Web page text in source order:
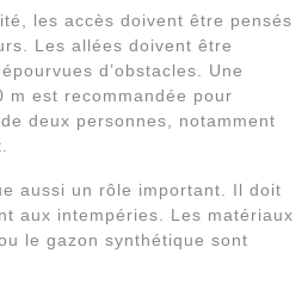
les accès doivent être pensés
Les allées doivent être
d’obstacles. Une
m est recommandée pour
deux personnes, notamment
aussi un rôle important. Il doit
aux intempéries. Les matériaux
le gazon synthétique sont